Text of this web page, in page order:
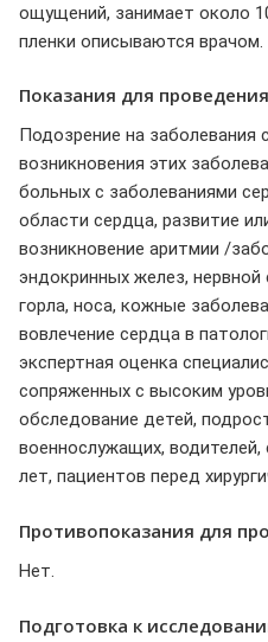
ощущений, занимает около
пленки описываются врачом.
Показания для
Подозрение на заболевания
возникновения этих
больных с заболеваниями
области сердца, развитие
возникновение аритмии /
эндокринных желез, нервной
горла, носа, кожные
вовлечение сердца в
экспертная оценка
сопряженных с высоким
обследование детей,
военнослужащих,
лет, пациентов перед
Противопоказания для
Нет.
Подготовка к